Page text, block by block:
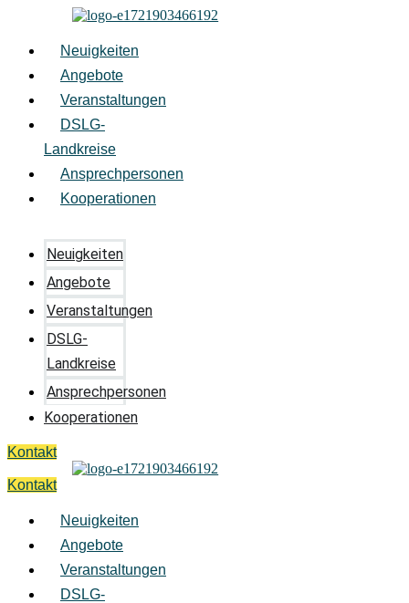
springen
Neuigkeiten
Angebote
Veranstaltungen
DSLG-
Landkreise
Ansprechpersonen
Kooperationen
Neuigkeiten
Angebote
Veranstaltungen
DSLG-
Landkreise
Ansprechpersonen
Kooperationen
Kontakt
Kontakt
Neuigkeiten
Angebote
Veranstaltungen
DSLG-